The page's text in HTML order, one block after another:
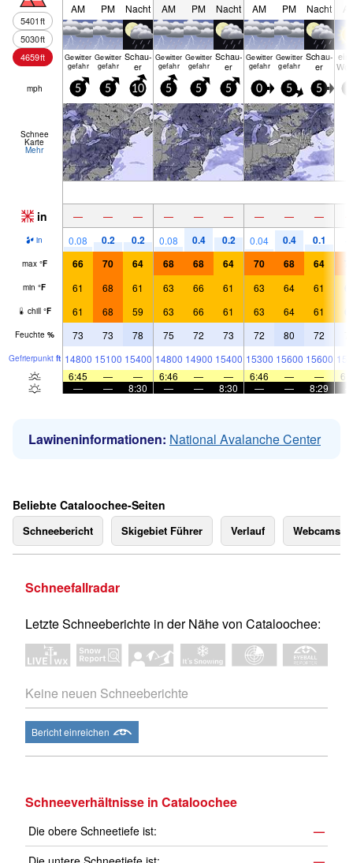
5401ft
5030ft
4659ft
AM PM Nacht AM PM Nacht AM PM Nacht
Gewitter
gefahr
Gewitter
gefahr
Schau­
er
Gewitter
gefahr
Gewitter
gefahr
Schau­
er
Gewitter
gefahr
Gewitter
gefahr
Schau­
er
mph 5 5 10 5 5 5 0 5 5
Schnee
Karte
Mehr
in — — — — — — — — —
in 0.08 0.2 0.2 0.08 0.4 0.2 0.04 0.4 0.1
max °F 66 70 64 68 68 64 70 68 64
min °F 61 68 61 63 66 61 63 64 61
chill °F 61 68 59 63 66 61 63 64 61
Feuchte % 73 73 78 75 72 73 72 80 72
Gefrier­punkt ft 14800 15100 15400 14800 14900 15400 15300 15600 15600
6:45
— — 6:46 — — 6:46 — —
—
— 8:30 — — 8:30 — — 8:29
Lawineninformationen: National Avalanche Center
Beliebte Cataloochee-Seiten
Schneebericht Skigebiet Führer Verlauf Webcams
Schneefallradar
Letzte Schneeberichte in der Nähe von Cataloochee:
Keine neuen Schneeberichte
Bericht einreichen
Schneeverhältnisse in Cataloochee
Die obere Schneetiefe ist:
—